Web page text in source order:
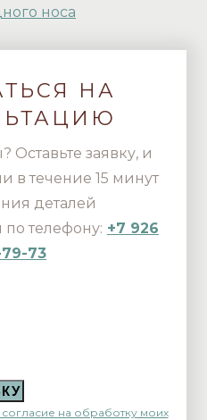
носа
НА
Оставьте заявку, и
в течение 15 минут
деталей
телефону: +7 926
73
на обработку моих